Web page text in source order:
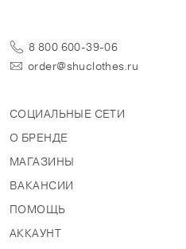
8 800 600-39-06
order@shuclothes.ru
СОЦИАЛЬНЫЕ СЕТИ
О БРЕНДЕ
МАГАЗИНЫ
ВАКАНСИИ
ПОМОЩЬ
АККАУНТ